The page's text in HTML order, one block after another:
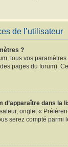
de l’utilisateur
?
tous vos
pages du forum).
d’apparaître dans la
onglet «
serez compté parmi